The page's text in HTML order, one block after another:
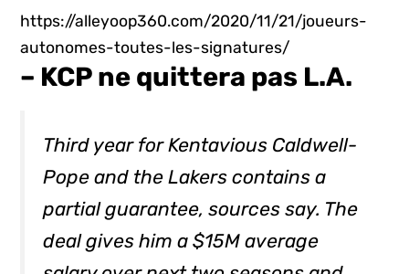
https://alleyoop360.com/2020/11/21/joueurs-
autonomes-toutes-les-signatures/
– KCP ne quittera pas L.A.
Third year for Kentavious Caldwell-
Pope and the Lakers contains a
partial guarantee, sources say. The
deal gives him a $15M average